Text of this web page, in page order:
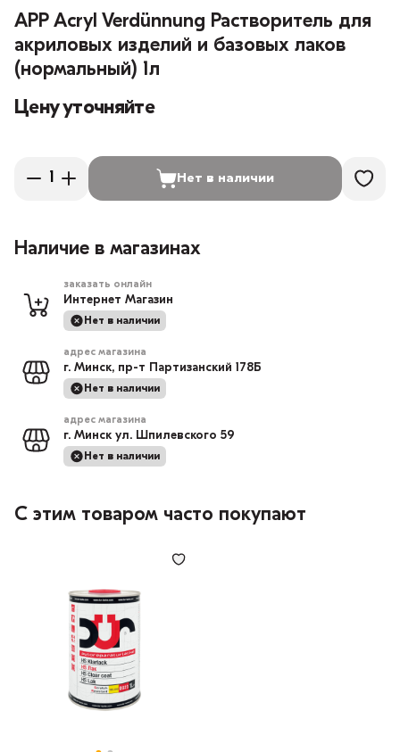
APP Acryl Verdünnung Растворитель для
акриловых изделий и базовых лаков
(нормальный) 1л
Цену уточняйте
Нет в наличии
Наличие в магазинах
заказать онлайн
Интернет Магазин
Нет в наличии
адрес магазина
г. Минск, пр-т Партизанский 178Б
Нет в наличии
адрес магазина
г. Минск ул. Шпилевского 59
Нет в наличии
С этим товаром часто покупают